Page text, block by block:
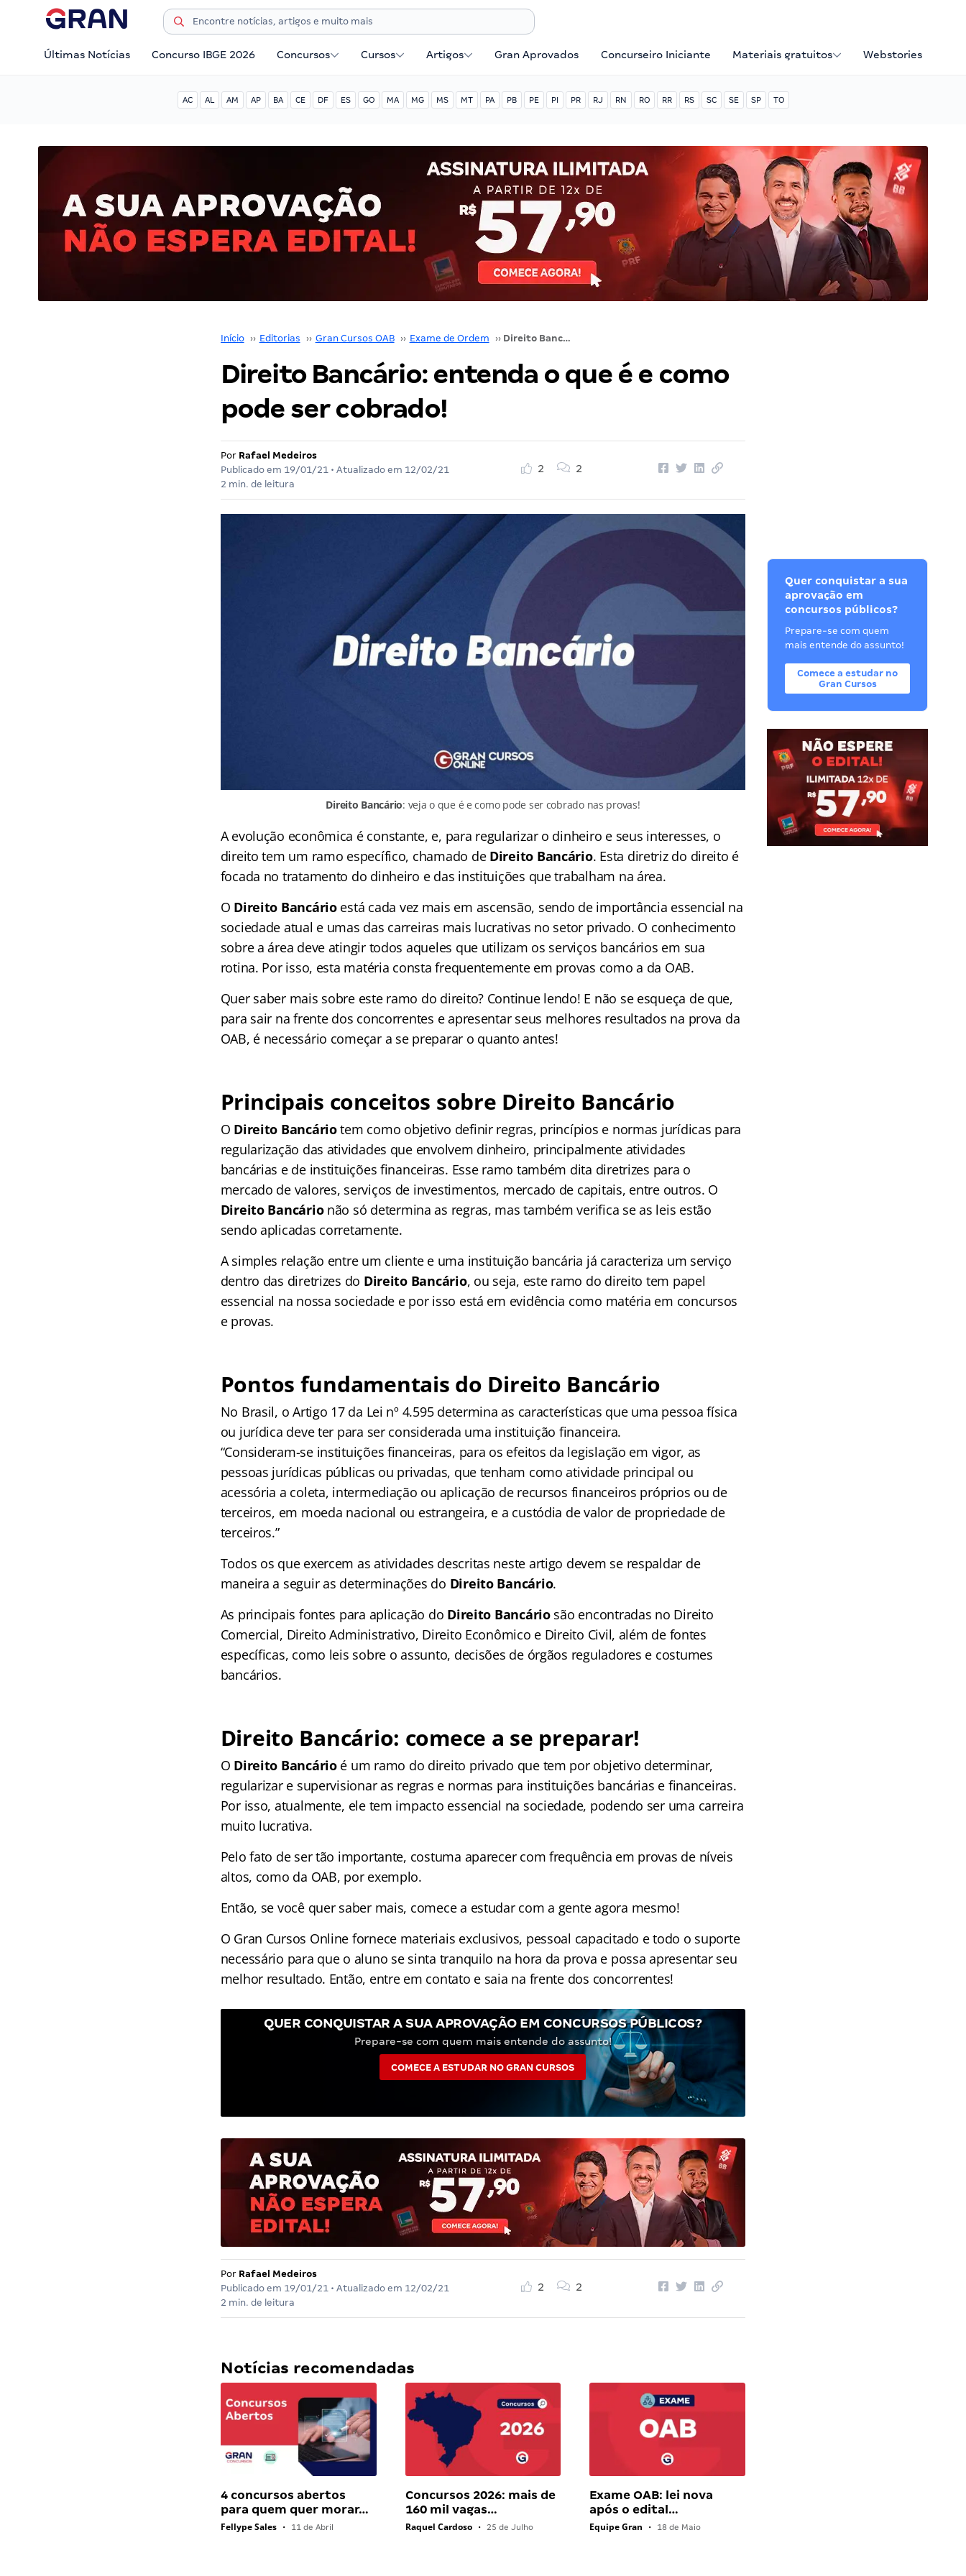
Últimas Notícias Concurso IBGE 2026 Concursos Cursos Artigos Gran Aprovados Concurseiro Iniciante Materiais gratuitos Webstories
AC AL AM AP BA CE DF ES GO MA MG MS MT PA PB PE PI PR RJ RN RO RR RS SC SE SP TO
Início ›› Editorias ›› Gran Cursos OAB ›› Exame de Ordem ›› Direito Bancário: entenda o que é e como pode ser cobrado!
Direito Bancário: entenda o que é e como
pode ser cobrado!
Por Rafael Medeiros
Publicado em 19/01/21• Atualizado em 12/02/21
2 min. de leitura
2 2
Direito Bancário: veja o que é e como pode ser cobrado nas provas!
A evolução econômica é constante, e, para regularizar o dinheiro e seus interesses, o
direito tem um ramo específico, chamado de Direito Bancário. Esta diretriz do direito é
focada no tratamento do dinheiro e das instituições que trabalham na área.
O Direito Bancárioestá cada vez mais em ascensão, sendo de importância essencial na
sociedade atual e umas das carreiras mais lucrativas no setor privado. O conhecimento
sobre a área deve atingir todos aqueles que utilizam os serviços bancários em sua
rotina. Por isso, esta matéria consta frequentemente em provas como a da OAB.
Quer saber mais sobre este ramo do direito? Continue lendo! E não se esqueça de que,
para sair na frente dos concorrentes e apresentar seus melhores resultados na prova da
OAB, é necessário começar a se preparar o quanto antes!
Principais conceitos sobre Direito Bancário
O Direito Bancáriotem como objetivo definir regras, princípios e normas jurídicas para
regularização das atividades que envolvem dinheiro, principalmente atividades
bancárias e de instituições financeiras. Esse ramo também dita diretrizes para o
mercado de valores, serviços de investimentos, mercado de capitais, entre outros. O
Direito Bancárionão só determina as regras, mas também verifica se as leis estão
sendo aplicadas corretamente.
A simples relação entre um cliente e uma instituição bancária já caracteriza um serviço
dentro das diretrizes do Direito Bancário, ou seja, este ramo do direito tem papel
essencial na nossa sociedade e por isso está em evidência como matéria em concursos
e provas.
Pontos fundamentais do Direito Bancário
No Brasil, o Artigo 17 da Lei nº 4.595 determina as características que uma pessoa física
ou jurídica deve ter para ser considerada uma instituição financeira.
“Consideram-se instituições financeiras, para os efeitos da legislação em vigor, as
pessoas jurídicas públicas ou privadas, que tenham como atividade principal ou
acessória a coleta, intermediação ou aplicação de recursos financeiros próprios ou de
terceiros, em moeda nacional ou estrangeira, e a custódia de valor de propriedade de
terceiros.”
Todos os que exercem as atividades descritas neste artigo devem se respaldar de
maneira a seguir as determinações do Direito Bancário.
As principais fontes para aplicação do Direito Bancáriosão encontradas no Direito
Comercial, Direito Administrativo, Direito Econômico e Direito Civil, além de fontes
específicas, como leis sobre o assunto, decisões de órgãos reguladores e costumes
bancários.
Direito Bancário: comece a se preparar!
O Direito Bancárioé um ramo do direito privado que tem por objetivo determinar,
regularizar e supervisionar as regras e normas para instituições bancárias e financeiras.
Por isso, atualmente, ele tem impacto essencial na sociedade, podendo ser uma carreira
muito lucrativa.
Pelo fato de ser tão importante, costuma aparecer com frequência em provas de níveis
altos, como da OAB, por exemplo.
Então, se você quer saber mais, comece a estudar com a gente agora mesmo!
O Gran Cursos Online fornece materiais exclusivos, pessoal capacitado e todo o suporte
necessário para que o aluno se sinta tranquilo na hora da prova e possa apresentar seu
melhor resultado. Então, entre em contato e saia na frente dos concorrentes!
QUER CONQUISTAR A SUA APROVAÇÃO EM CONCURSOS PÚBLICOS?
Prepare-se com quem mais entende do assunto!
COMECE A ESTUDAR NO GRAN CURSOS
Por Rafael Medeiros
Publicado em 19/01/21• Atualizado em 12/02/21
2 min. de leitura
2 2
Notícias recomendadas
4 concursos abertos
para quem quer morar…
Fellype Sales • 11 de Abril
Concursos 2026: mais de
160 mil vagas…
Raquel Cardoso • 25 de Julho
Exame OAB: lei nova
após o edital…
Equipe Gran • 18 de Maio
Quer conquistar a sua
aprovação em
concursos públicos?
Prepare-se com quem
mais entende do assunto!
Comece a estudar no
Gran Cursos